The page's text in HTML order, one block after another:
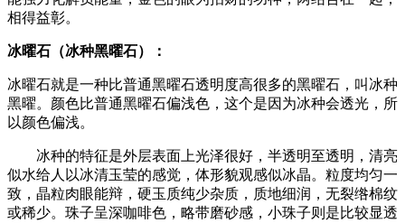
相得益彰。
冰曜石（冰种黑曜石）：
冰曜石就是一种比普通黑曜石透明度高很多的黑曜石，叫冰种
黑曜。颜色比普通黑曜石偏浅色，这个是因为冰种会透光，所
以颜色偏浅。
冰种的特征是外层表面上光泽很好，半透明至透明，清亮
似水给人以冰清玉莹的感觉，体形貌观感似冰晶。粒度均匀一
致，晶粒肉眼能辩，硬玉质纯少杂质，质地细润，无裂绺棉纹
或稀少。珠子呈深咖啡色，略带磨砂感，小珠子则是比较显透